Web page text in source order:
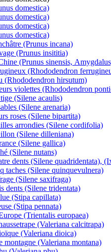
domestica)
domestica)
domestica)
domestica)
(Prunus incana)
(Prunus insititia)
(Prunus sinensis,
(Rhododendron
(Rhododendron hirsutum)
violettes (Rhododendron
(Silene acaulis)
(Silene arenaria)
roses (Silene bipartita)
arrondies (Silene cordifolia)
(Silene dilleniana)
(Silene gallica)
(Silene nutans)
dents (Silene quadridentata),
taches (Silene quinquevulnera)
(Silene saxifraga)
dents (Silene tridentata)
(Stipa capillata)
(Stipa pennata)
(Trientalis europaea)
(Valeriana calcitrapa)
(Valeriana dioica)
montagne (Valeriana montana)